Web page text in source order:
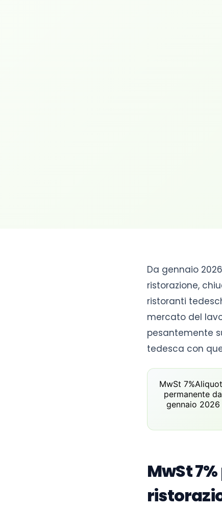
Da gennaio
ristorazione,
ristoranti
mercato del
pesantemente
tedesca con
MwSt 7%
permanente da
gennaio 2026
MwSt